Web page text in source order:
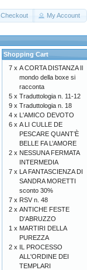
Checkout My Account
Shopping Cart
7 x A CORTA DISTANZA Il
mondo della boxe si
racconta
5 x Traduttologia n. 11-12
9 x Traduttologia n. 18
4 x L'AMICO DEVOTO
6 x A LI CULLE DE
PESCARE QUANT’È
BELLE FA L’AMORE
2 x NESSUNA FERMATA
INTERMEDIA
7 x LA FANTASCIENZA DI
SANDRA MORETTI
sconto 30%
7 x RSV n. 48
2 x ANTICHE FESTE
D'ABRUZZO
1 x MARTIRI DELLA
PUREZZA
2 x IL PROCESSO
ALL'ORDINE DEI
TEMPLARI